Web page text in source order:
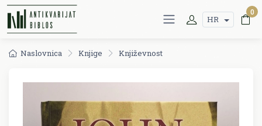
HR
0
Naslovnica Knjige Književnost